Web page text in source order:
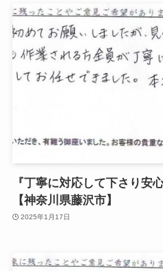
『丁寧に対応して下さり安
【神奈川県藤沢市】
2025年1月17日